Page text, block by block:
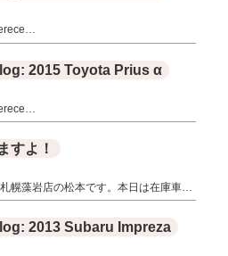
2015 Toyota Prius α
すよ！
幌藻岩店の松本です。本日は在庫車…
2013 Subaru Impreza